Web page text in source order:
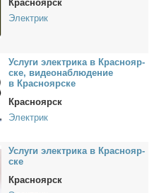
Красноярск
Электрик
Услу­ги элек­три­ка в Крас­но­яр­
ске, ви­део­на­блю­де­ние
в Крас­но­яр­ске
Красноярск
Электрик
Услу­ги элек­три­ка в Крас­но­яр­
ске
Красноярск